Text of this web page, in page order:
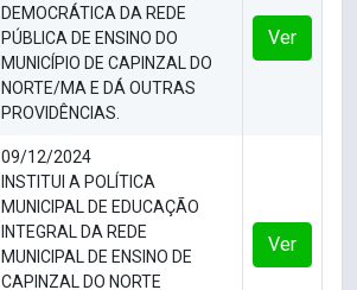
DEMOCRÁTICA DA REDE
PÚBLICA DE ENSINO DO
MUNICÍPIO DE CAPINZAL DO
NORTE/MA E DÁ OUTRAS
PROVIDÊNCIAS.
Ver
09/12/2024
INSTITUI A POLÍTICA
MUNICIPAL DE EDUCAÇÃO
INTEGRAL DA REDE
MUNICIPAL DE ENSINO DE
CAPINZAL DO NORTE
Ver